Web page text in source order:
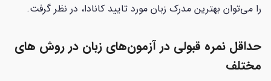
را می‌توان بهترین مدرک زبان مورد تایید کانادا، در نظر گرفت.
حداقل نمره قبولی در آزمون‌های زبان در روش های
مختلف